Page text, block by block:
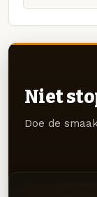
Niet
Doe de